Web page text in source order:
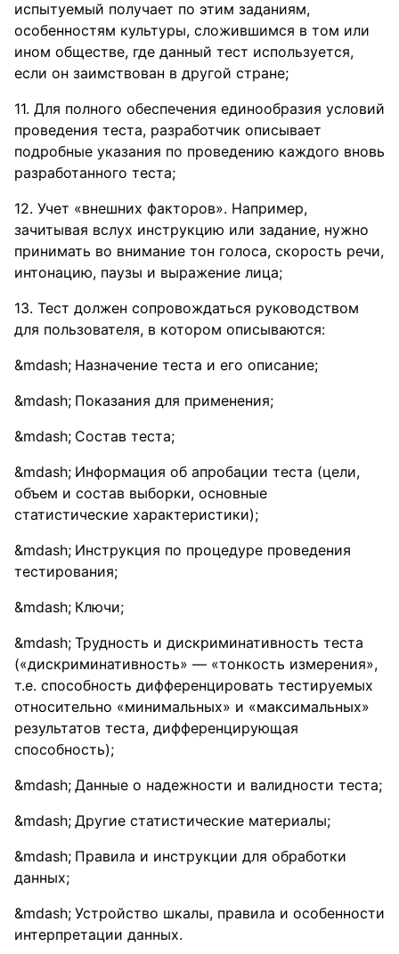
испытуемый получает по этим заданиям,
особенностям культуры, сложившимся в том или
ином обществе, где данный тест используется,
если он заимствован в другой стране;
11. Для полного обеспечения единообразия условий
проведения теста, разработчик описывает
подробные указания по проведению каждого вновь
разработанного теста;
12. Учет «внешних факторов». Например,
зачитывая вслух инструкцию или задание, нужно
принимать во внимание тон голоса, скорость речи,
интонацию, паузы и выражение лица;
13. Тест должен сопровождаться руководством
для пользователя, в котором описываются:
Назначение теста и его описание;
Показания для применения;
Состав теста;
Информация об апробации теста (цели,
объем и состав выборки, основные
статистические характеристики);
Инструкция по процедуре проведения
тестирования;
Ключи;
Трудность и дискриминативность теста
(«дискриминативность» — «тонкость измерения»,
т.е. способность дифференцировать тестируемых
относительно «минимальных» и «максимальных»
результатов теста, дифференцирующая
способность);
Данные о надежности и валидности теста;
Другие статистические материалы;
Правила и инструкции для обработки
данных;
Устройство шкалы, правила и особенности
интерпретации данных.